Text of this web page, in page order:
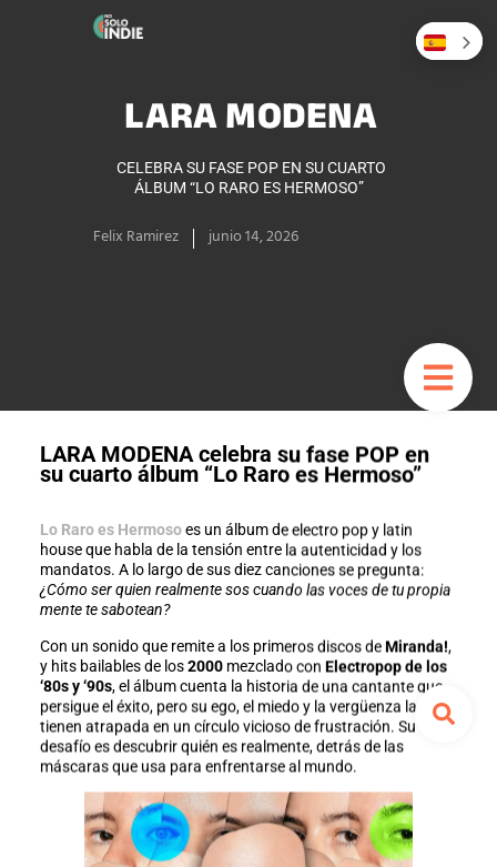
LARA MODENA
CELEBRA SU FASE POP EN SU CUARTO
ÁLBUM “LO RARO ES HERMOSO”
Felix Ramirez junio 14, 2026
LARA MODENA celebra su fase POP en
su cuarto álbum “Lo Raro es Hermoso”
Lo Raro es Hermosoes un álbum de electro pop y latin
house que habla de la tensión entre la autenticidad y los
mandatos. A lo largo de sus diez canciones se pregunta:
¿Cómo ser quien realmente sos cuando las voces de tu propia
mente te sabotean?
Con un sonido que remite a los primeros discos deMiranda!,
y hits bailables de los2000mezclado con Electropop de los
‘80s y ‘90s, el álbum cuenta la historia de una cantante que
persigue el éxito, pero su ego, el miedo y la vergüenza la
tienen atrapada en un círculo vicioso de frustración. Su
desafío es descubrir quién es realmente, detrás de las
máscaras que usa para enfrentarse al mundo.